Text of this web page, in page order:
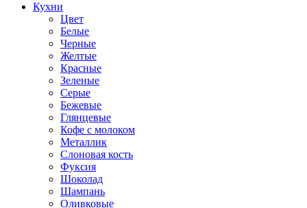
Кухни
Цвет
Белые
Черные
Желтые
Красные
Зеленые
Серые
Бежевые
Глянцевые
Кофе с молоком
Металлик
Слоновая кость
Фуксия
Шоколад
Шампань
Оливковые